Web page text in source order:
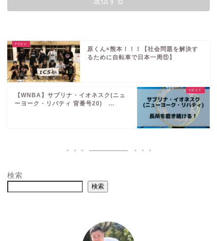
原くん×熊本！！！【社会問題を解決す
るために自転車で日本一周⑪】
【WNBA】サブリナ・イオネスク(ニュ
ーヨーク・リバティ 背番号20) ...
検索
検索